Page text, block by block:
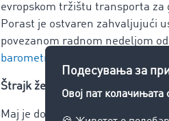
evropskom tržištu transporta za
Porast je ostvaren zahvaljujući
povezanom radnom nedeljom
barometra u sledećem periodu.
Štrajk železnice se stara za
Maj je dodatno povećao udeo